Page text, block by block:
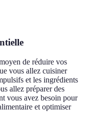
de réduire vos
vous allez cuisiner
et les ingrédients
allez préparer des
vous avez besoin pour
et optimiser